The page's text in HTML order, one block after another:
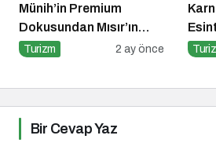
Münih’in Premium
Dokusundan Mısır’ın
Tarihi Derinliğine
Turizm 2 ay önce
Bir Cevap Yaz